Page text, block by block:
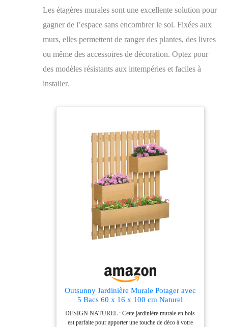
Les étagères murales sont une excellente solution pour
gagner de l’espace sans encombrer le sol. Fixées aux
murs, elles permettent de ranger des plantes, des livres
ou même des accessoires de décoration. Optez pour
des modèles résistants aux intempéries et faciles à
installer.
Outsunny Jardinière Murale Potager avec
5 Bacs 60 x 16 x 100 cm Naturel
DESIGN NATUREL : Cette jardinière murale en bois
est parfaite pour apporter une touche de déco à votre